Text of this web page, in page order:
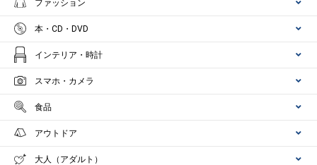
ファッション
本・CD・DVD
インテリア・時計
スマホ・カメラ
食品
アウトドア
大人（アダルト）